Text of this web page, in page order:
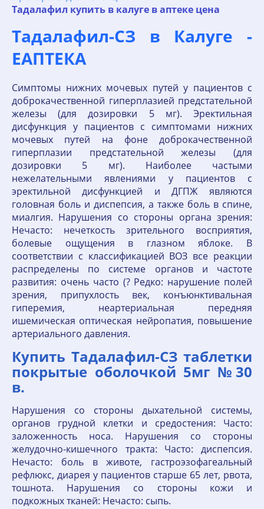
Тадалафил купить в калуге в аптеке цена
Тадалафил-СЗ в Калуге -
ЕАПТЕКА
Симптомы нижних мочевых путей у пациентов с
доброкачественной гиперплазией предстательной
железы (для дозировки 5 мг). Эректильная
дисфункция у пациентов с симптомами нижних
мочевых путей на фоне доброкачественной
гиперплазии предстательной железы (для
дозировки 5 мг). Наиболее частыми
нежелательными явлениями у пациентов с
эректильной дисфункцией и ДГПЖ являются
головная боль и диспепсия, а также боль в спине,
миалгия. Нарушения со стороны органа зрения:
Нечасто: нечеткость зрительного восприятия,
болевые ощущения в глазном яблоке. В
соответствии с классификацией ВОЗ все реакции
распределены по системе органов и частоте
развития: очень часто (? Редко: нарушение полей
зрения, припухлость век, конъюнктивальная
гиперемия, неартериальная передняя
ишемическая оптическая нейропатия, повышение
артериального давления.
Купить Тадалафил-СЗ таблетки
покрытые оболочкой 5мг №30
в.
Нарушения со стороны дыхательной системы,
органов грудной клетки и средостения: Часто:
заложенность носа. Нарушения со стороны
желудочно-кишечного тракта: Часто: диспепсия.
Нечасто: боль в животе, гастроэзофагеальный
рефлюкс, диарея у пациентов старше 65 лет, рвота,
тошнота. Нарушения со стороны кожи и
подкожных тканей: Нечасто: сыпь.